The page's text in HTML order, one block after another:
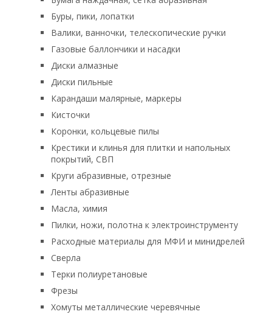
Буры, пики, лопатки
Валики, ванночки, телескопические ручки
Газовые баллончики и насадки
Диски алмазные
Диски пильные
Карандаши малярные, маркеры
Кисточки
Коронки, кольцевые пилы
Крестики и клинья для плитки и напольных
покрытий, СВП
Круги абразивные, отрезные
Ленты абразивные
Масла, химия
Пилки, ножи, полотна к электроинструменту
Расходные материалы для МФИ и минидрелей
Сверла
Терки полиуретановые
Фрезы
Хомуты металлические черевячные